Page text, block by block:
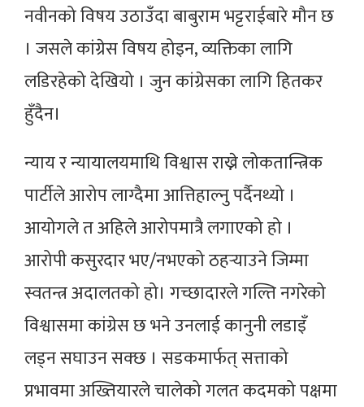
नवीनको विषय उठाउँदा बाबुराम भट्टराईबारे मौन छ
। जसले कांग्रेस विषय होइन, व्यक्तिका लागि
लडिरहेको देखियो । जुन का‌ंग्रेसका लागि हितकर
हुँदैन।
न्याय र न्यायालयमाथि विश्वास राख्ने लोकतान्त्रिक
पार्टीले आरोप लाग्दैमा आत्तिहाल्नु पर्दैनथ्यो ।
आयोगले त अहिले आरोपमात्रै लगाएको हो ।
आरोपी कसुरदार भए/नभएको ठहर्‍याउने जिम्मा
स्वतन्त्र अदालतको हो। गच्छादारले गल्ति नगरेको
विश्वासमा कांग्रेस छ भने उनलाई कानुनी लडाइँ
लड्न सघाउन सक्छ । सडकमार्फत् सत्ताको
प्रभावमा अख्तियारले चालेको गलत कदमको पक्षमा